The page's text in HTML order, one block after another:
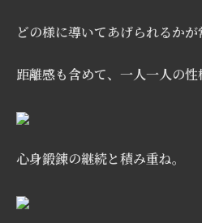
どの様に導いてあげられるかが
距離感も含めて、一人一人の
心身鍛錬の継続と積み重ね。